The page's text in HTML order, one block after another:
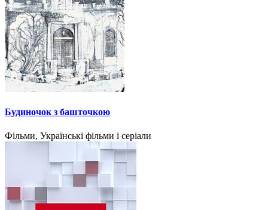
Будиночок з башточкою
Фільми, Українські фільми і серіали